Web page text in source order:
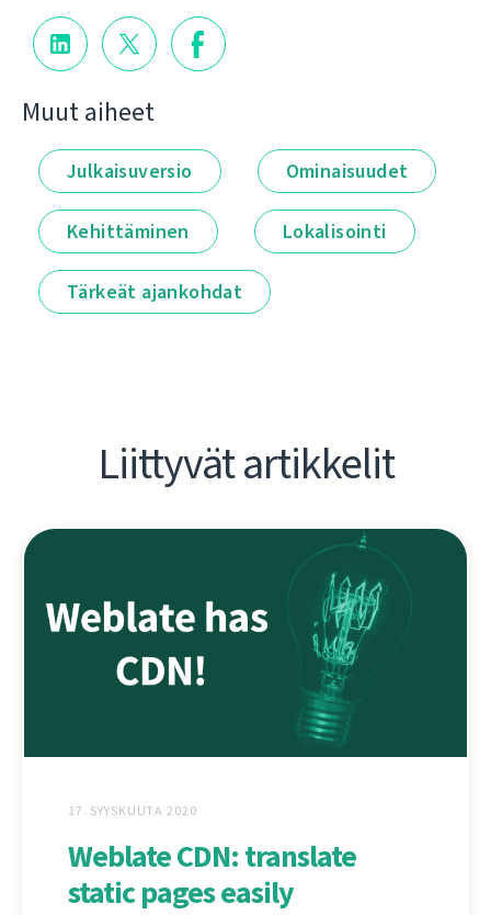
Muut aiheet
Julkaisuversio Ominaisuudet
Kehittäminen Lokalisointi
Tärkeät ajankohdat
Liittyvät artikkelit
17. SYYSKUUTA 2020
Weblate CDN: translate
static pages easily